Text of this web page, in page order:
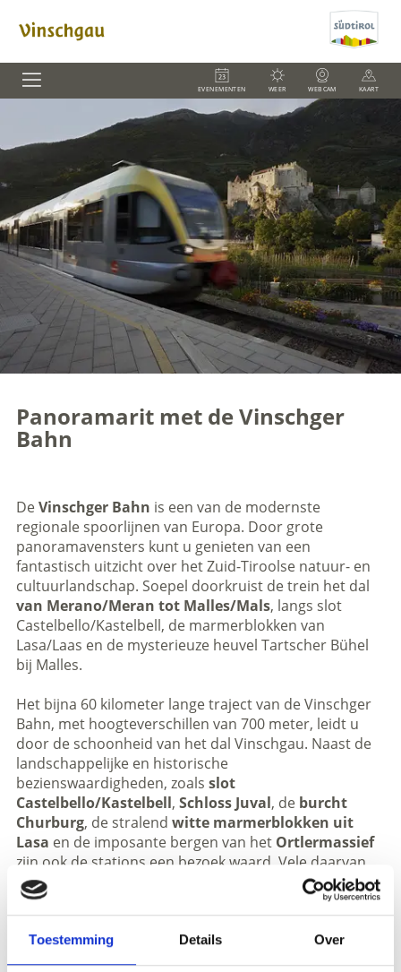
Toestemming Details Over
EVENEMENTEN WEER WEBCAM KAART
Panoramarit met de Vinschger
Bahn
DeVinschger Bahn is een van de modernste
regionale spoorlijnen van Europa. Door grote
panoramavensters kunt u genieten van een
fantastisch uitzicht over het Zuid-Tiroolse natuur- en
cultuurlandschap. Soepel doorkruist de trein het dal
van Merano/Meran tot Malles/Mals, langs slot
Castelbello/Kastelbell, de marmerblokken van
Lasa/Laas en de mysterieuze heuvel Tartscher Bühel
bij Malles.
Het bijna 60 kilometer lange traject van de Vinschger
Bahn, met hoogteverschillen van 700 meter, leidt u
door de schoonheid van het dal Vinschgau. Naast de
landschappelijke en historische
bezienswaardigheden, zoals slot
Castelbello/Kastelbell, Schloss Juval, de burcht
Churburg, de stralend witte marmerblokken uit
Lasa en de imposante bergen van het Ortlermassief
zijn ook de stations een bezoek waard. Vele daarvan
stammen uit de tijd van het keizerrijk Oostenrijk-
Hongarije en verbinden vandaag de dag de vroege
geschiedenis van de aanleg van spoorwegen met
modern treincomfort. In het kader van de
heropbouw van de Vinschger Bahn zijn ook de